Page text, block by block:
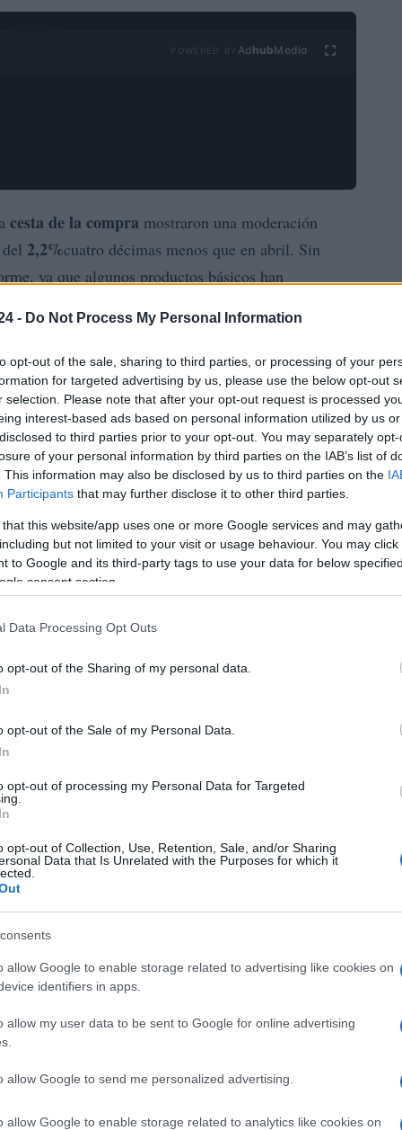
- Do Not Process My Personal Information
opt-out of the sale, sharing to third parties, or processing of your
for targeted advertising by us, please use the below opt-out
selection. Please note that after your opt-out request is processed
interest-based ads based on personal information utilized by us
to third parties prior to your opt-out. You may separately
of your personal information by third parties on the IAB’s list of
This information may also be disclosed by us to third parties on the
Participants that may further disclose it to other third parties.
that this website/app uses one or more Google services and may
but not limited to your visit or usage behaviour. You may
to Google and its third-party tags to use your data for below
consent section.
Data Processing Opt Outs
opt-out of the Sharing of my personal data.
opt-out of the Sale of my Personal Data.
opt-out of processing my Personal Data for Targeted
opt-out of Collection, Use, Retention, Sale, and/or Sharing
Data that Is Unrelated with the Purposes for which it
allow Google to enable storage related to advertising like cookies on
identifiers in apps.
allow my user data to be sent to Google for online advertising
allow Google to send me personalized advertising.
allow Google to enable storage related to analytics like cookies on
Ad hubMedia
cesta de la compra mostraron una moderación
del 2,2%cuatro décimas menos que en abril. Sin
ya que algunos productos básicos han
subidas interanuales del13,7%y12,3%
con las bajadas registradas en otros productos como
y losaceites y grasas(-2,2%).
en mayo
otros productos que han experimentado subidas
carne de ovino(8,1%) y elmarisco y preparados de
en parte las bajadas registradas en otros
se mantenga en niveles elevados.
el producto que más se ha abaratado, con una caída
aceites y grasas(-2,2%). Estas bajadas han sido
de la compra.
de 2026